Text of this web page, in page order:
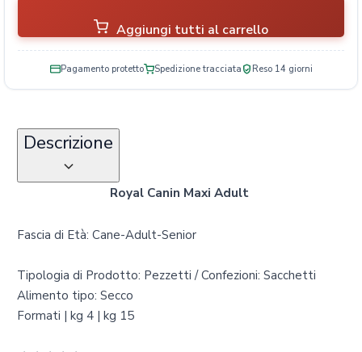
Aggiungi tutti al carrello
Pagamento protetto Spedizione tracciata Reso 14 giorni
Descrizione
Royal Canin Maxi Adult
Fascia di Età: Cane-Adult-Senior
Tipologia di Prodotto: Pezzetti / Confezioni: Sacchetti
Alimento tipo: Secco
Formati | kg 4 | kg 15